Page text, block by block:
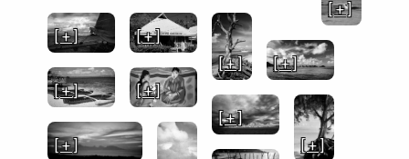
[ + ]
[ + ]
[ + ]
[ + ]
[ + ]
[ + ]
[ + ]
[ + ]
[ + ]
[ + ]